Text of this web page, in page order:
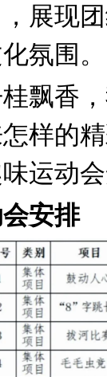
展现
氛围。
香，
样的
运动
安排